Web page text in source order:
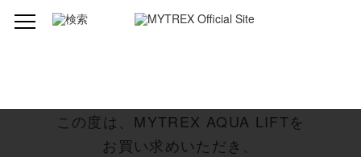
この度は、MYTREX AQUA LIFTを
お買い求めいただき、